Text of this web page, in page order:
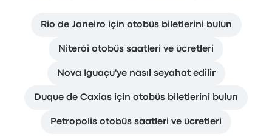
Rio de Janeiro için otobüs biletlerini bulun
Niterói otobüs saatleri ve ücretleri
Nova Iguaçu'ye nasıl seyahat edilir
Duque de Caxias için otobüs biletlerini bulun
Petropolis otobüs saatleri ve ücretleri